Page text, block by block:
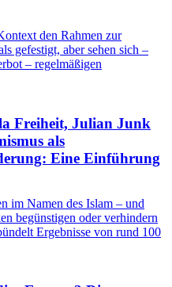
den Rahmen zur
gefestigt, aber sehen sich –
– regelmäßigen
Freiheit, Julian Junk
als
Eine Einführung
im Namen des Islam – und
begünstigen oder verhindern
Ergebnisse von rund 100